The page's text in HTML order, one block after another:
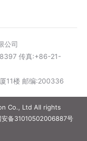
公司
传真:+86-21-
11楼 邮编:200336
Co., Ltd All rights
备31010502006887号